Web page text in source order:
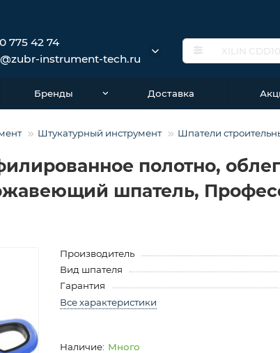
775 42 74
instrument-tech.ru
Бренды Доставка
Штукатурный инструмент Шпатели
полотно,
шпатель,
Производитель
Вид шпателя
Гарантия
Все характеристики
Много